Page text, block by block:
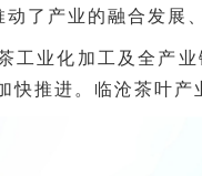
了产业的融合发展
工业化加工及全产
快推进。临沧茶叶